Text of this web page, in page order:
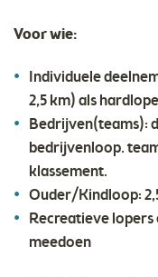
Voor wie:
Individuele
2,5 km) als
Bedrijven(teams):
bedrijvenloop.
klassement.
Ouder/Kindloop:
Recreatieve
meedoen